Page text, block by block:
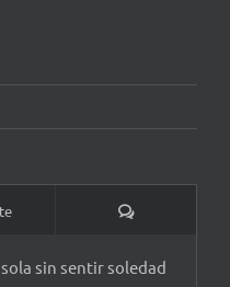
Comentarios
sin sentir soledad